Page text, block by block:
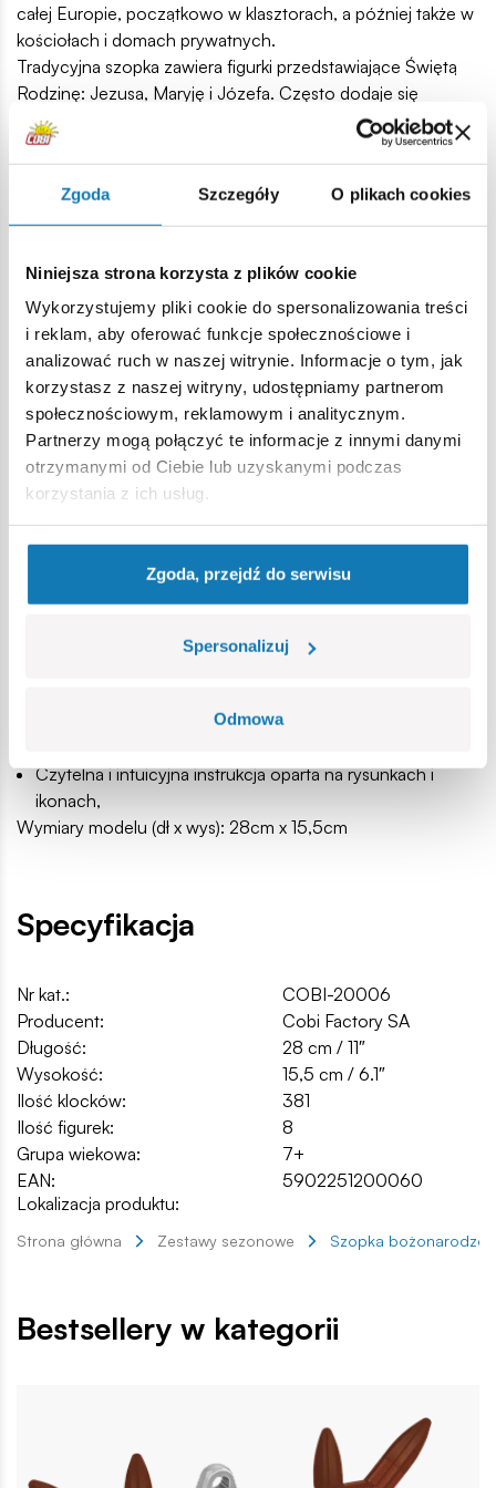
Zgoda Szczegóły O plikach cookies
Niniejsza strona korzysta z plików cookie
Wykorzystujemy pliki cookie do spersonalizowania treści
i reklam, aby oferować funkcje społecznościowe i
analizować ruch w naszej witrynie. Informacje o tym, jak
korzystasz z naszej witryny, udostępniamy partnerom
społecznościowym, reklamowym i analitycznym.
Partnerzy mogą połączyć te informacje z innymi danymi
otrzymanymi od Ciebie lub uzyskanymi podczas
korzystania z ich usług.
Zgoda, przejdź do serwisu
Spersonalizuj
Odmowa
całej Europie, początkowo w klasztorach, a później także w
kościołach i domach prywatnych.
Tradycyjna szopka zawiera figurki przedstawiające Świętą
Rodzinę: Jezusa, Maryję i Józefa. Często dodaje się
również aniołów, pasterzy, Trzech Króli (Mędrców ze
Wschodu), a także zwierzęta takie jak woły, osły czy owce.
którym leży nowonarodzony Jezus. Cała scena jest
umieszczona w stajence lub grocie.
charakterystycznych elementów tradycyjnej stajenki.
Ciekawa konstrukcja składająca się z 370 elementów
zawiera sporo ciekawej roślinności, między innymi
porastający ścianę bluszcz czy rosnąca przy stajni palma.
Nad niewielką budowlą znajduje się gwiazda betlejemska
kierująca mędrców ze wschodu. W swoich dłoniach
trzymają dary, które wręczą nowo narodzonemu
Chrystusowi. Wokół krąży bydło: wół, owca i osiołek. W
samej stajence znajduje się święta rodzina: Józef, Maryja i
370 wysokiej jakości elementów,
Wyprodukowane w UE przez firmę z ponad 35-letnią
Spełniają normy bezpieczeństwa dotyczące produktów
Czytelna i intuicyjna instrukcja oparta na rysunkach i
ikonach,
Wymiary modelu (dł x wys): 28cm x 15,5cm
Specyfikacja
Nr kat.:
COBI-20006
Producent:
Cobi Factory SA
Długość:
28 cm / 11″
Wysokość:
15,5 cm / 6.1″
Ilość klocków:
381
Ilość figurek:
8
Grupa wiekowa:
7+
EAN:
5902251200060
Lokalizacja produktu:
Strona główna Zestawy sezonowe Szopka
Bestsellery w kategorii